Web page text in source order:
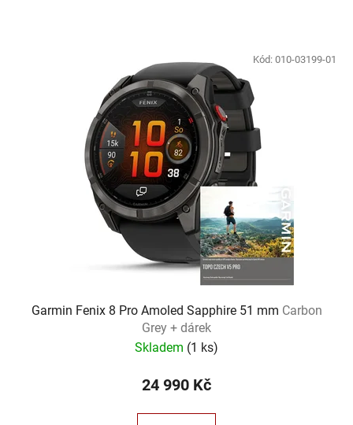
Garmin Fenix 8 Pro Amoled Sapphire 51 mm Carbon
Grey + dárek
Skladem (1 ks)
24 990 Kč
Kód: 010-03199-01